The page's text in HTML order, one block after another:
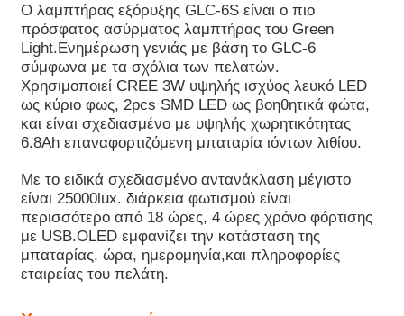
Εμφάνιση VR
Σχετικά με εμάς
Ποιοτικός έλεγχος
Νέα
Ο λαμπτήρας εξόρυξης GLC-6S είναι ο πιο
πρόσφατος ασύρματος λαμπτήρας του Green
Light.Ενημέρωση γενιάς με βάση το GLC-6
σύμφωνα με τα σχόλια των πελατών.
Χρησιμοποιεί CREE 3W υψηλής ισχύος λευκό LED
ως κύριο φως, 2pcs SMD LED ως βοηθητικά φώτα,
και είναι σχεδιασμένο με υψηλής χωρητικότητας
6.8Ah επαναφορτιζόμενη μπαταρία ιόντων λιθίου.
Με το ειδικά σχεδιασμένο αντανάκλαση μέγιστο
είναι 25000lux. διάρκεια φωτισμού είναι
περισσότερο από 18 ώρες, 4 ώρες χρόνο φόρτισης
με USB.OLED εμφανίζει την κατάσταση της
μπαταρίας, ώρα, ημερομηνία,και πληροφορίες
εταιρείας του πελάτη.